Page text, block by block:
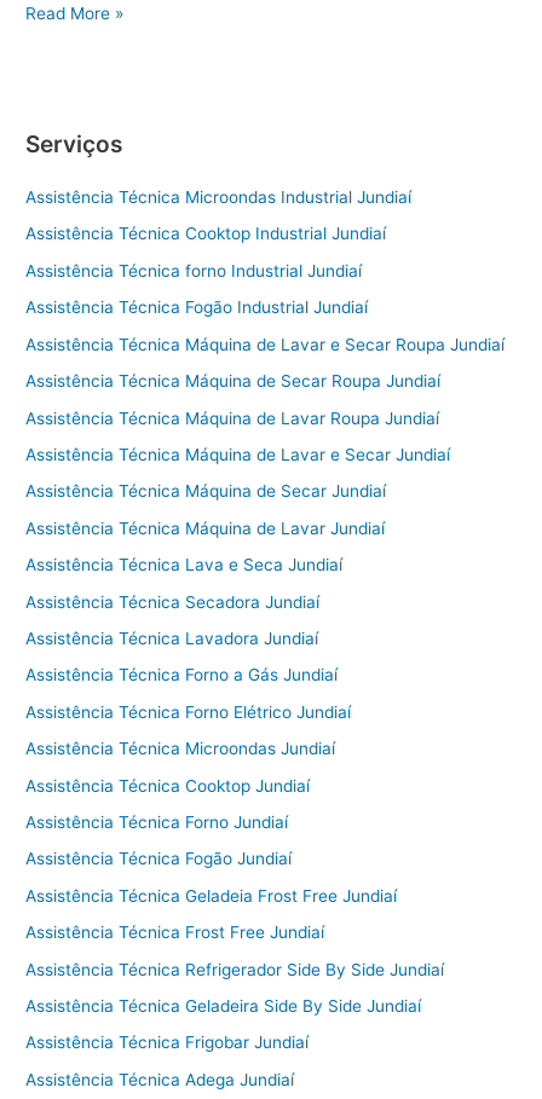
Conserto
Read More »
Serviços
Assistência Técnica Microondas Industrial Jundiaí
Assistência Técnica Cooktop Industrial Jundiaí
Assistência Técnica forno Industrial Jundiaí
Assistência Técnica Fogão Industrial Jundiaí
Assistência Técnica Máquina de Lavar e Secar Roupa Jundiaí
Assistência Técnica Máquina de Secar Roupa Jundiaí
Assistência Técnica Máquina de Lavar Roupa Jundiaí
Assistência Técnica Máquina de Lavar e Secar Jundiaí
Assistência Técnica Máquina de Secar Jundiaí
Assistência Técnica Máquina de Lavar Jundiaí
Assistência Técnica Lava e Seca Jundiaí
Assistência Técnica Secadora Jundiaí
Assistência Técnica Lavadora Jundiaí
Assistência Técnica Forno a Gás Jundiaí
Assistência Técnica Forno Elétrico Jundiaí
Assistência Técnica Microondas Jundiaí
Assistência Técnica Cooktop Jundiaí
Assistência Técnica Forno Jundiaí
Assistência Técnica Fogão Jundiaí
Assistência Técnica Geladeia Frost Free Jundiaí
Assistência Técnica Frost Free Jundiaí
Assistência Técnica Refrigerador Side By Side Jundiaí
Assistência Técnica Geladeira Side By Side Jundiaí
Assistência Técnica Frigobar Jundiaí
Assistência Técnica Adega Jundiaí